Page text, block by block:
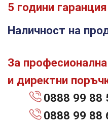
5 години гаранция
Наличност на
За
и директни
0888 99 88
0888 99 88